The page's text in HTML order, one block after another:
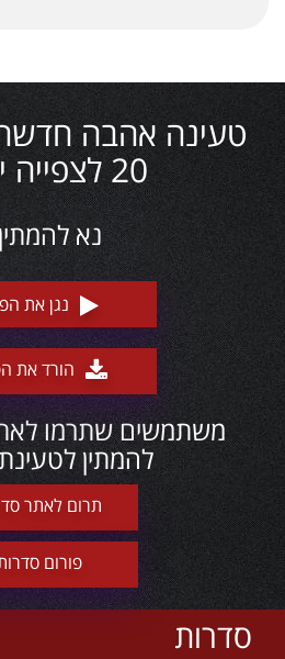
20 לצפייה ישירה
נא
נגן את
הורד את
משתמשים שתרמו
להמתין
תרום לאתר
פורום
סדרות